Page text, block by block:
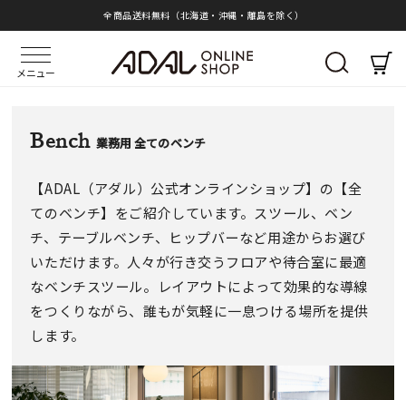
全商品送料無料（北海道・沖縄・離島を除く）
メニュー
Bench 業務用 全てのベンチ
【ADAL（アダル）公式オンラインショップ】の【全
てのベンチ】をご紹介しています。スツール、ベン
チ、テーブルベンチ、ヒップバーなど用途からお選び
いただけます。人々が行き交うフロアや待合室に最適
なベンチスツール。レイアウトによって効果的な導線
をつくりながら、誰もが気軽に一息つける場所を提供
します。